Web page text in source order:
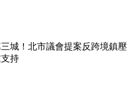
城！北市議會提案反跨境鎮壓
持